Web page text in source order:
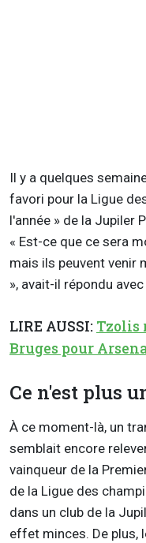
Il y a quelques
favori pour la Ligue
l'année » de la Jupiler
« Est-ce que ce sera
mais ils peuvent venir
», avait-il répondu
LIRE AUSSI: Tzolis
Bruges pour
Ce n'est plus
À ce moment-là, un
semblait encore
vainqueur de la
de la Ligue des
dans un club de la
effet minces. De plus,